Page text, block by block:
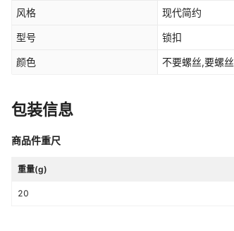
风格 现代简约
型号 锁扣
颜色 不要螺丝,要螺丝
包装信息
商品件重尺
重量(g)
20